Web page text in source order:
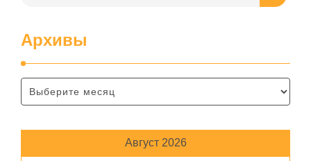
Архивы
Август 2026